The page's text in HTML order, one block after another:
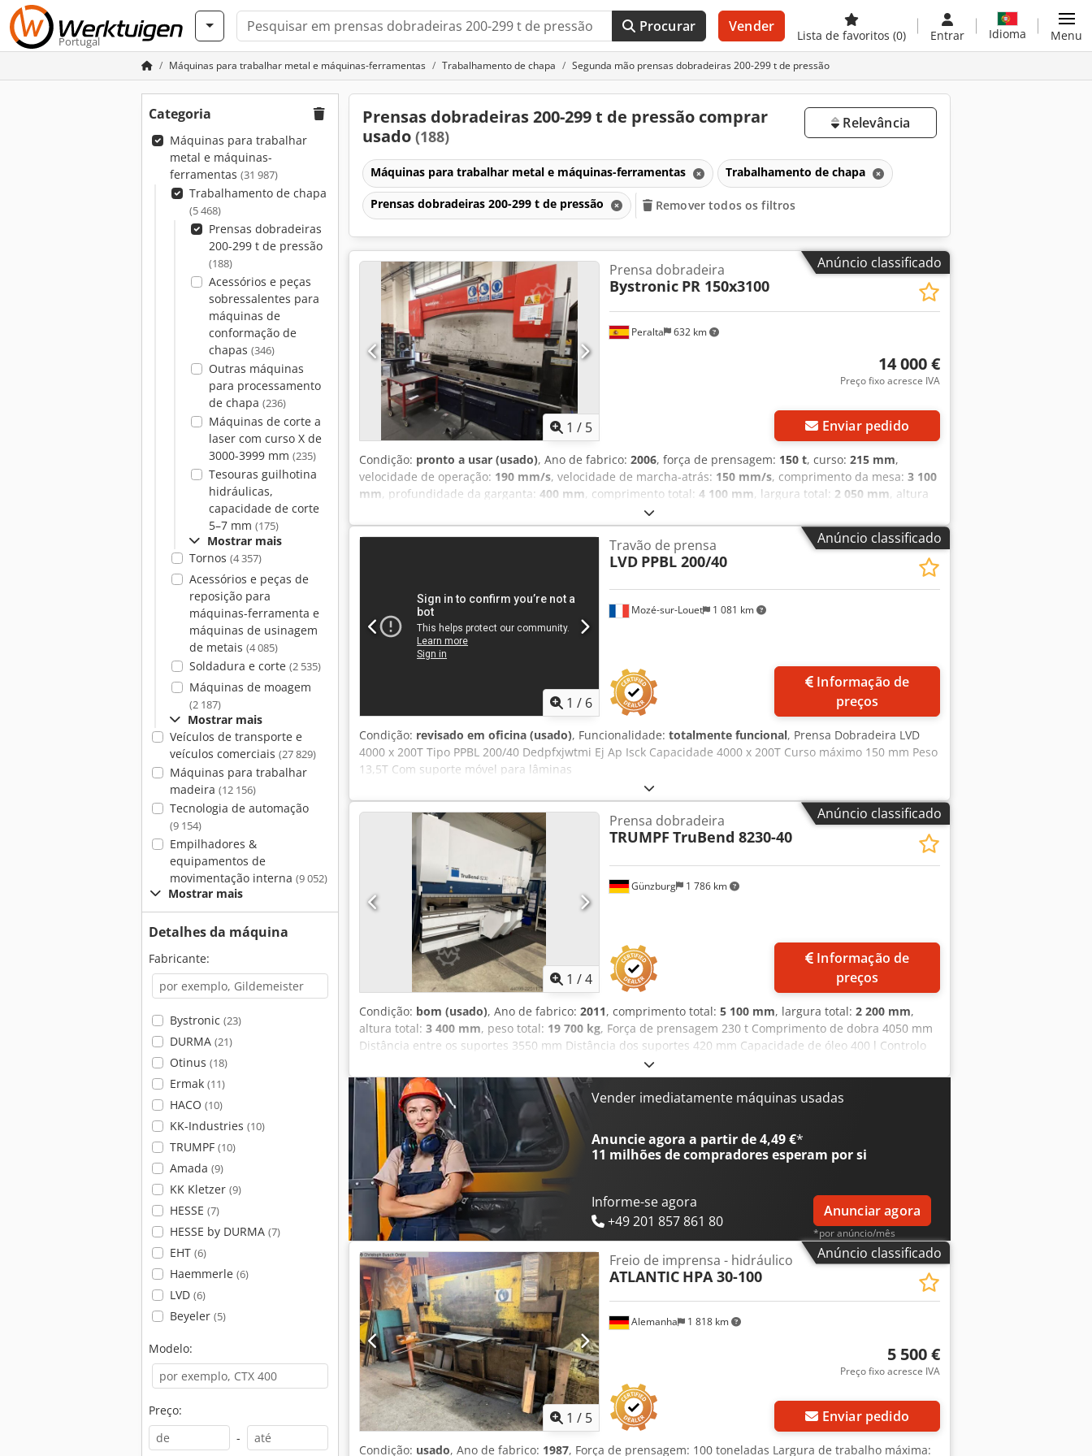
Portugal
Procurar Vender
Lista de favoritos (0) Entrar Idioma Menu
Máquinas para trabalhar metal e máquinas-ferramentas Trabalhamento de chapa Segunda mão prensas dobradeiras 200-299 t de pressão
Categoria
Máquinas para trabalhar
metal e máquinas-
ferramentas (31 987)
Trabalhamento de chapa
(5 468)
Prensas dobradeiras
200-299 t de pressão
(188)
Acessórios e peças
sobressalentes para
máquinas de
conformação de
chapas (346)
Outras máquinas
para processamento
de chapa (236)
Máquinas de corte a
laser com curso X de
3000-3999 mm (235)
Tesouras guilhotina
hidráulicas,
capacidade de corte
5–7 mm (175)
Mostrar mais
Tornos (4 357)
Acessórios e peças de
reposição para
máquinas-ferramenta e
máquinas de usinagem
de metais (4 085)
Soldadura e corte (2 535)
Máquinas de moagem
(2 187)
Mostrar mais
Veículos de transporte e
veículos comerciais (27 829)
Máquinas para trabalhar
madeira (12 156)
Tecnologia de automação
(9 154)
Empilhadores &
equipamentos de
movimentação interna (9 052)
Mostrar mais
Detalhes da máquina
Fabricante:
Bystronic (23)
DURMA (21)
Otinus (18)
Ermak (11)
HACO (10)
KK-Industries (10)
TRUMPF (10)
Amada (9)
KK Kletzer (9)
HESSE (7)
HESSE by DURMA (7)
EHT (6)
Haemmerle (6)
LVD (6)
Beyeler (5)
Modelo:
Preço:
-
Prensas dobradeiras 200-299 t de pressão comprar
usado (188)
Relevância
Máquinas para trabalhar metal e máquinas-ferramentas Trabalhamento de chapa
Prensas dobradeiras 200-299 t de pressão Remover todos os filtros
Anúncio classificado
1 / 5
Peralta 632 km
Prensa dobradeira
Bystronic PR 150x3100
14 000 €
Preço fixo acresce IVA
Enviar pedido
Condição: pronto a usar (usado), Ano de fabrico: 2006, força de prensagem: 150 t, curso: 215 mm,
velocidade de operação: 190 mm/s, velocidade de marcha-atrás: 150 mm/s, comprimento da mesa: 3 100
mm, profundidade da garganta: 400 mm, comprimento total: 4 100 mm, largura total: 2 050 mm, altura
Marcação CE, documentação / manual
Djdpfx Ajzqz Emop Ieck Controlo CNC nos eixos Y1, Y2, X, R, Z1 e Z2 Controlo CNC Cybelec ModEva 12
Braçadeira superior hidráulica RFA Braçadeira inferior hidráulica Wila de 13 mm
Anúncio classificado
1 / 6
Mozé-sur-Louet 1 081 km
Travão de prensa
LVD PPBL 200/40
preços
Condição: revisado em oficina (usado), Funcionalidade: totalmente funcional, Prensa Dobradeira LVD
4000 x 200T Tipo PPBL 200/40 Dedpfxjwtmi Ej Ap Isck Capacidade 4000 x 200T Curso máximo 150 mm Peso
13,5T Com suporte móvel para lâminas
Anúncio classificado
1 /4
Günzburg 1 786 km
Prensa dobradeira
TRUMPF TruBend 8230-40
preços
Condição: bom (usado), Ano de fabrico: 2011, comprimento total: 5 100 mm, largura total: 2 200 mm,
altura total: 3 400 mm, peso total: 19 700 kg, Força de prensagem 230 t Comprimento de dobra 4050 mm
Distância entre os suportes 3550 mm Distância dos suportes 420 mm Capacidade de óleo 400 l Controlo
ModEva 10S Peso da máquina (aprox.) 19700 kg Dimensões 5100 x 2160 x 3420 mm Dcodpfsztafqex Ap Isk
Equipamento/Acessórios: - Fixação automática de ferramentas por via pneumática - Bombeamento
motorizado - Laser de segurança Akas-Fiessler - Auxílio de dobra 1 e 2 (lado direito e esquerdo) -
Deslocamento de matrizes m1 e m2 - Controlado por eixos: Y1, Y2, Xs, Xm, X delta, R, Z1, Z2
Vender imediatamente máquinas usadas
Anuncie agora a partir de 4,49 €*
11 milhões de compradoresesperam por si
Informe-se agora
+49 201 857 861 80
Anunciar agora
*por anúncio/mês
Anúncio classificado
1 / 5
Alemanha 1 818 km
Freio de imprensa - hidráulico
ATLANTIC HPA 30-100
5 500 €
Preço fixo acresce IVA
Enviar pedido
Condição: usado, Ano de fabrico: 1987, Força de prensagem: 100 toneladas Largura de trabalho máxima: